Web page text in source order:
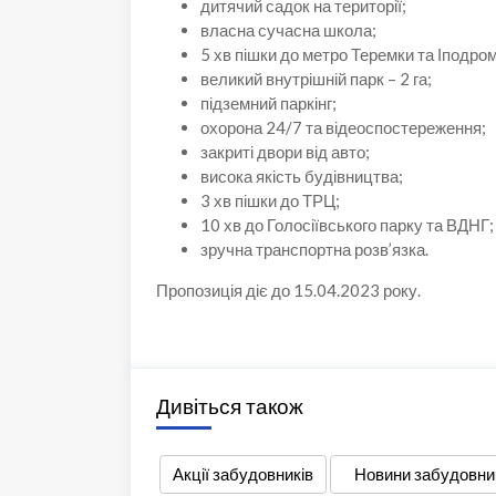
дитячий садок на території;
власна сучасна школа;
5 хв пішки до метро Теремки та
великий внутрішній парк – 2 га;
підземний паркінг;
охорона 24/7 та відеоспостереження;
закриті двори від авто;
висока якість будівництва;
3 хв пішки до ТРЦ;
10 хв до Голосіївського парку та ВДНГ;
зручна транспортна розв’язка.
Пропозиція діє до 15.04.2023 року.
Дивіться також
Акції забудовників Новини